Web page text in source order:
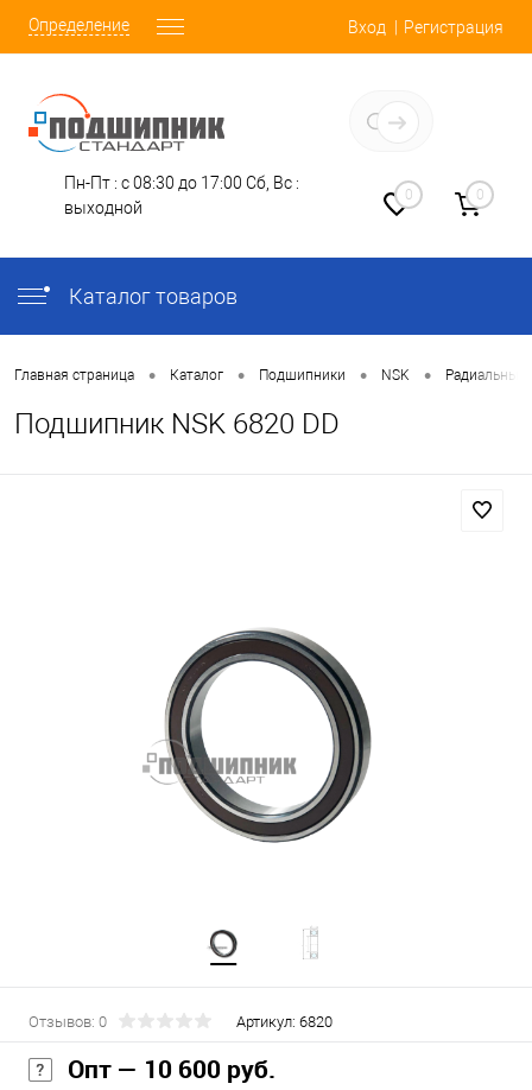
Определение Вход Регистрация
Пн-Пт : с 08:30 до 17:00 Сб, Вс :
выходной
0 0
Каталог товаров
Главная страница • Каталог • Подшипники • NSK •
Подшипник NSK 6820 DD
Отзывов: 0 Артикул: 6820
Опт — 10 600 руб.